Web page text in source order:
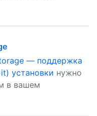
— поддержка
установки нужно
в вашем